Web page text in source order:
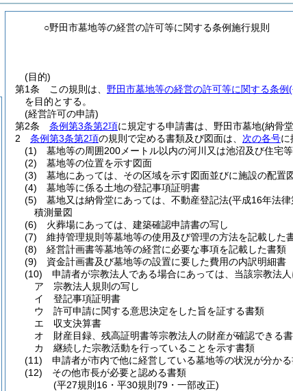
○野田市墓地等の経営の許可等に関する条例施行規則
(目的)
第1条
この規則は、 野田市墓地等の経営の許可等に関する条例
を目的とする。
(経営許可の申請)
第2条
条例第3条第2項に規定する申請書は、野田市墓地(納骨
2
条例第3条第2項の規則で定める書類及び図面は、 次の各号に
(1)
墓地等の周囲200メートル以内の河川又は池沼及び住宅等
(2)
墓地等の位置を示す図面
(3)
墓地にあっては、その区域を示す図面並びに施設の配
(4)
墓地等に係る土地の登記事項証明書
(5)
墓地又は納骨堂にあっては、不動産登記法(平成16年法
積測量図
(6)
火葬場にあっては、建築確認申請書の写し
(7)
維持管理規則等墓地等の使用及び管理の方法を記載した
(8)
経営計画書等墓地等の経営に必要な事項を記載した書類
(9)
資金計画書及び墓地等の設置に要した費用の内訳明細書
(10)
申請者が宗教法人である場合にあっては、当該宗教法
ア
宗教法人規則の写し
イ
登記事項証明書
ウ
許可申請に関する意思決定をした旨を証する書類
エ
収支決算書
オ
財産目録、残高証明書等宗教法人の財産が確認できる
カ
継続した宗教活動を行っていることを示す書類
(11)
申請者が市内で他に経営している墓地等の状況が分か
(12)
その他市長が必要と認める書類
(平27規則16・平30規則79・一部改正)